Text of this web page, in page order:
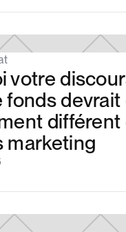
votre
fonds devrait
différent
marketing